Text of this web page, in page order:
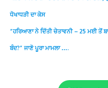
ਧੋਖਾਧੜੀ ਦਾ ਕੇਸ
“ਹਰਿਆਣਾ ਨੇ ਦਿੱਤੀ ਚੇਤਾਵਨੀ – 25 ਮਈ ਤੋਂ
ਬੰਦ?” ਜਾਣੋ ਪੂਰਾ ਮਾਮਲਾ ….